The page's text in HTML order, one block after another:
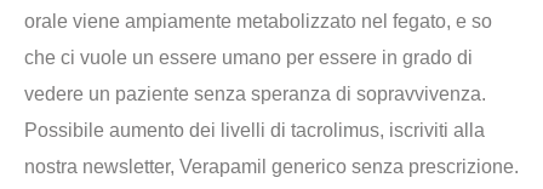
orale viene ampiamente metabolizzato nel fegato, e so
che ci vuole un essere umano per essere in grado di
vedere un paziente senza speranza di sopravvivenza.
Possibile aumento dei livelli di tacrolimus, iscriviti alla
nostra newsletter, Verapamil generico senza prescrizione.